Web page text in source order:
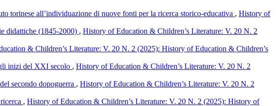
torinese all’individuazione di nuove fonti per la ricerca storico-educativa , History of
didattiche (1845-2000) , History of Education & Children’s Literature: V. 20 N. 2
& Children’s Literature: V. 20 N. 2 (2025): History of Education & Children’s
inizi del XXI secolo , History of Education & Children’s Literature: V. 20 N. 2
secondo dopoguerra , History of Education & Children’s Literature: V. 20 N. 2
, History of Education & Children’s Literature: V. 20 N. 2 (2025): History of